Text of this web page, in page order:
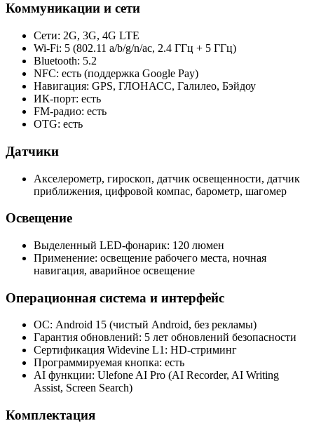
Коммуникации и сети
Сети: 2G, 3G, 4G LTE
Wi‑Fi: 5 (802.11 a/b/g/n/ac, 2.4 ГГц + 5 ГГц)
Bluetooth: 5.2
NFC: есть (поддержка Google Pay)
Навигация: GPS, ГЛОНАСС, Галилео, Бэйдоу
ИК‑порт: есть
FM‑радио: есть
OTG: есть
Датчики
Акселерометр, гироскоп, датчик освещенности, датчик
приближения, цифровой компас, барометр, шагомер
Освещение
Выделенный LED-фонарик: 120 люмен
Применение: освещение рабочего места, ночная
навигация, аварийное освещение
Операционная система и интерфейс
ОС: Android 15 (чистый Android, без рекламы)
Гарантия обновлений: 5 лет обновлений безопасности
Сертификация Widevine L1: HD-стриминг
Программируемая кнопка: есть
AI функции: Ulefone AI Pro (AI Recorder, AI Writing
Assist, Screen Search)
Комплектация